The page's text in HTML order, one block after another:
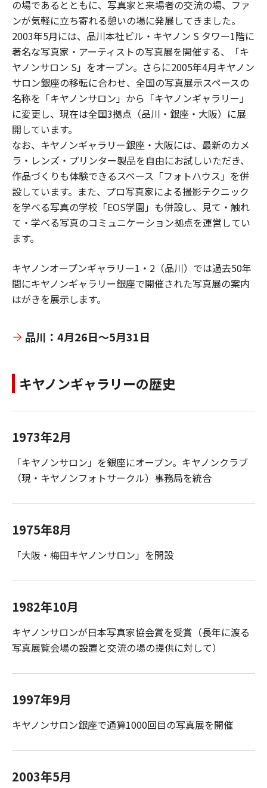
の場であるとともに、写真家と来場者の交流の場、ファ
ンが気軽に立ち寄れる憩いの場に発展してきました。
2003年5月には、品川本社ビル・キヤノン S タワー1階に
著名な写真家・アーティストの写真展を開催する、「キ
ヤノンサロン S」をオープン。さらに2005年4月キヤノン
サロン銀座の移転に合わせ、全国の写真展示スペースの
名称を「キヤノンサロン」から「キヤノンギャラリー」
に変更し、現在は全国3拠点（品川・銀座・大阪）に展
開しています。
なお、キヤノンギャラリー銀座・大阪には、最新のカメ
ラ・レンズ・プリンター製品を自由にお試しいただき、
作品づくりも体験できるスペース「フォトハウス」を併
設しています。また、プロ写真家による撮影テクニック
を学べる写真の学校「EOS学園」も併設し、見て・触れ
て・学べる写真のコミュニケーション拠点を運営してい
ます。
キヤノンオープンギャラリー1・2（品川）では過去50年
間にキヤノンギャラリー銀座で開催された写真展の案内
はがきを展示します。
品川：4月26日～5月31日
キヤノンギャラリーの歴史
1973年2月
「キヤノンサロン」を銀座にオープン。キヤノンクラブ
（現・キヤノンフォトサークル）事務局を統合
1975年8月
「大阪・梅田キヤノンサロン」を開設
1982年10月
キヤノンサロンが日本写真家協会賞を受賞（長年に渡る
写真展覧会場の設置と交流の場の提供に対して）
1997年9月
キヤノンサロン銀座で通算1000回目の写真展を開催
2003年5月